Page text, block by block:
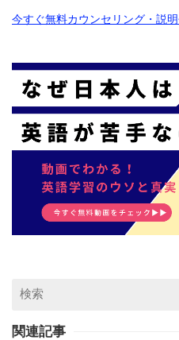
今すぐ無料カウンセリング・説
関連記事